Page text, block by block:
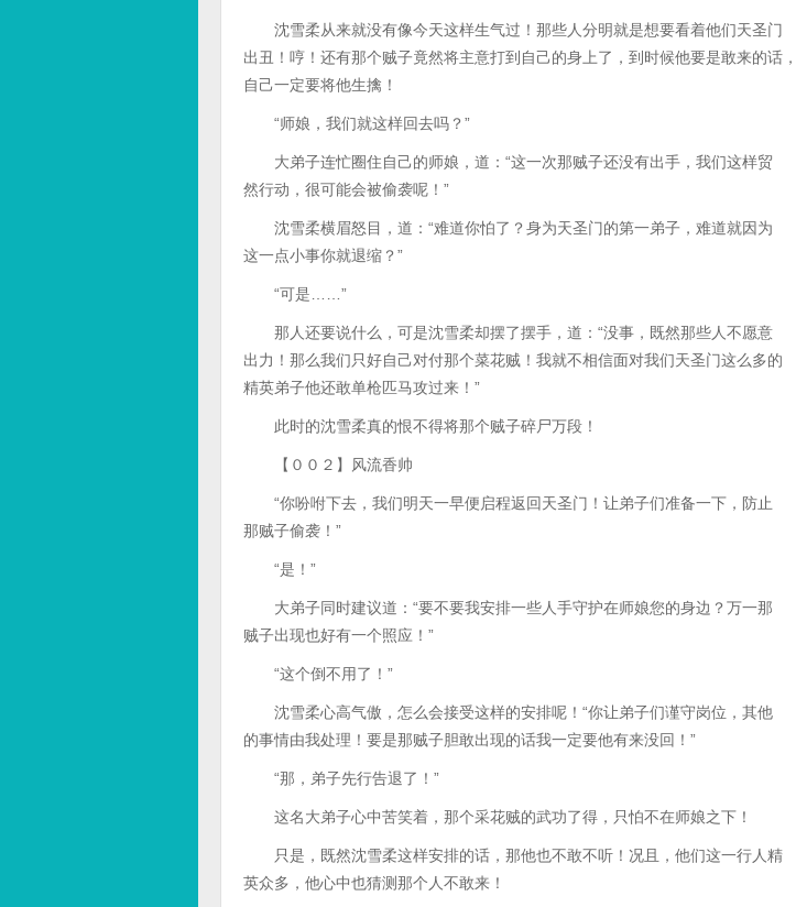
沈雪柔从来就没有像今天这样生气过！那些人分明就是想要看着他们天圣门
出丑！哼！还有那个贼子竟然将主意打到自己的身上了，到时候他要是敢来的话，
自己一定要将他生擒！
“师娘，我们就这样回去吗？”
大弟子连忙圈住自己的师娘，道：“这一次那贼子还没有出手，我们这样贸
然行动，很可能会被偷袭呢！”
沈雪柔横眉怒目，道：“难道你怕了？身为天圣门的第一弟子，难道就因为
这一点小事你就退缩？”
“可是……”
那人还要说什么，可是沈雪柔却摆了摆手，道：“没事，既然那些人不愿意
出力！那么我们只好自己对付那个菜花贼！我就不相信面对我们天圣门这么多的
精英弟子他还敢单枪匹马攻过来！”
此时的沈雪柔真的恨不得将那个贼子碎尸万段！
【００２】风流香帅
“你吩咐下去，我们明天一早便启程返回天圣门！让弟子们准备一下，防止
那贼子偷袭！”
“是！”
大弟子同时建议道：“要不要我安排一些人手守护在师娘您的身边？万一那
贼子出现也好有一个照应！”
“这个倒不用了！”
沈雪柔心高气傲，怎么会接受这样的安排呢！“你让弟子们谨守岗位，其他
的事情由我处理！要是那贼子胆敢出现的话我一定要他有来没回！”
“那，弟子先行告退了！”
这名大弟子心中苦笑着，那个采花贼的武功了得，只怕不在师娘之下！
只是，既然沈雪柔这样安排的话，那他也不敢不听！况且，他们这一行人精
英众多，他心中也猜测那个人不敢来！